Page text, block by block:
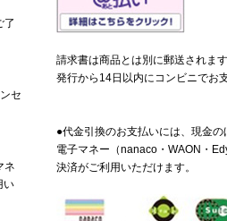
了
セ
ネ
い
請求書は商品とは別に郵送されます
発行から14日以内にコンビニでお
●代金引換のお支払いには、現金の
電子マネー（nanaco・WAON・
決済がご利用いただけます。